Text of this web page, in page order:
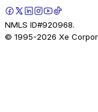
NMLS ID#920968.
© 1995-2026 Xe